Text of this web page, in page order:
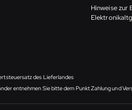
Hinweise zur
des Lieferlandes
entnehmen Sie bitte dem Punkt Zahlung und